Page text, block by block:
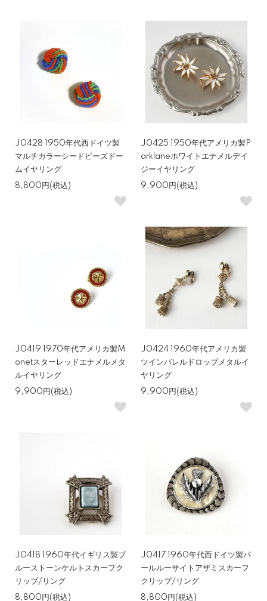
J0428 1950年代西ドイツ製
マルチカラーシードビーズドー
ムイヤリング
8,800円(税込)
J0425 1950年代アメリカ製P
arklaneホワイトエナメルデイ
ジーイヤリング
9,900円(税込)
J0419 1970年代アメリカ製M
onetスターレッドエナメルメタ
ルイヤリング
9,900円(税込)
J0424 1960年代アメリカ製
ツインバレルドロップメタルイ
ヤリング
9,900円(税込)
J0418 1960年代イギリス製ブ
ルーストーンケルトスカーフク
リップ/リング
8,800円(税込)
J0417 1960年代西ドイツ製パ
ールルーサイトアザミスカーフ
クリップ/リング
8,800円(税込)